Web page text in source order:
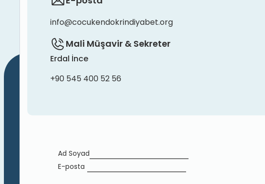
info@cocukendokrindiyabet.org
Mali Müşavir & Sekreter
Erdal İnce
+90 545 400 52 56
Ad Soyad
E-posta